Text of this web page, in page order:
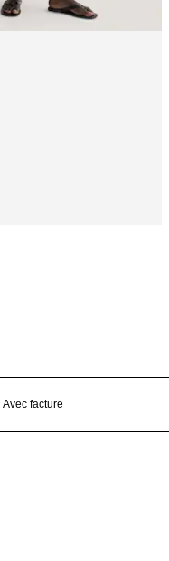
Avec facture